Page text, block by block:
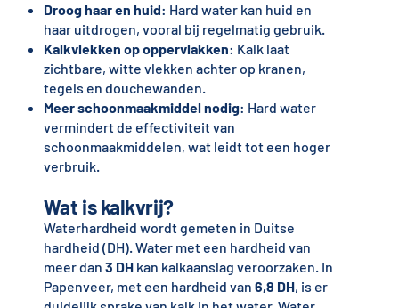
Droog haar en huid: Hard water kan huid en
haar uitdrogen, vooral bij regelmatig gebruik.
Kalkvlekken op oppervlakken: Kalk laat
zichtbare, witte vlekken achter op kranen,
tegels en douchewanden.
Meer schoonmaakmiddel nodig: Hard water
vermindert de effectiviteit van
schoonmaakmiddelen, wat leidt tot een hoger
verbruik.
Wat is kalkvrij?
Waterhardheid wordt gemeten in Duitse
hardheid (DH). Water met een hardheid van
meer dan 3 DHkan kalkaanslag veroorzaken. In
Papenveer, met een hardheid van 6,8 DH, is er